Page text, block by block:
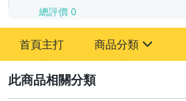
總評價 0
首頁主打 商品分類